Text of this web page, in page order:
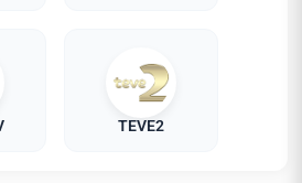
TEVE2